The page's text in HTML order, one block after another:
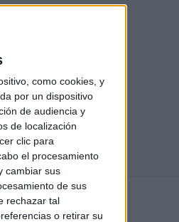
como cookies, y
por un dispositivo
de audiencia y
de localización
clic para
el procesamiento
cambiar sus
de sus
rechazar tal
o retirar su